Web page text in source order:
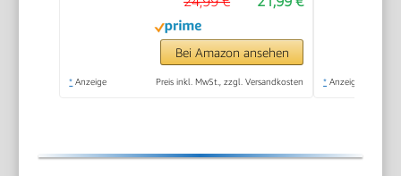
Technologie,
wasserdicht, Modell
NT5650/16
Bei Amazon ansehen
* Anzeige Preis inkl. MwSt., zzgl. Versandkosten * Anzeige